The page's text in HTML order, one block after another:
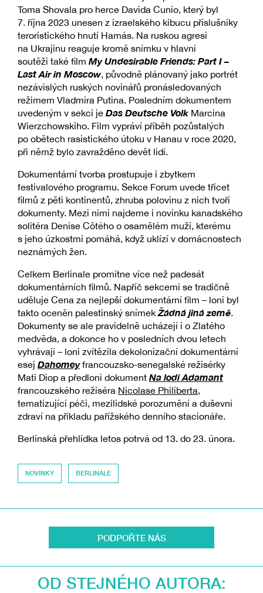
Toma Shovala pro herce Davida Cunio, který byl
7. října 2023 unesen z izraelského kibucu příslušníky
teroristického hnutí Hamás. Na ruskou agresi
na Ukrajinu reaguje kromě snímku v hlavní
soutěži také film My Undesirable Friends: Part I –
Last Air in Moscow, původně plánovaný jako portrét
nezávislých ruských novinářů pronásledovaných
režimem Vladmira Putina. Posledním dokumentem
uvedeným v sekci je Das Deutsche Volk Marcina
Wierzchowskiho. Film vypráví příběh pozůstalých
po obětech rasistického útoku v Hanau v roce 2020,
při němž bylo zavražděno devět lidí.
Dokumentární tvorba prostupuje i zbytkem
festivalového programu. Sekce Forum uvede třicet
filmů z pěti kontinentů, zhruba polovinu z nich tvoří
dokumenty. Mezi nimi najdeme i novinku kanadského
solitéra Denise Côtého o osamělém muži, kterému
s jeho úzkostmi pomáhá, když uklízí v domácnostech
neznámých žen.
Celkem Berlinale promítne více než padesát
dokumentárních filmů. Napříč sekcemi se tradičně
uděluje Cena za nejlepší dokumentární film – loni byl
takto oceněn palestinský snímekŽádná jiná země.
Dokumenty se ale pravidelně ucházejí i o Zlatého
medvěda, a dokonce ho v posledních dvou letech
vyhrávají – loni zvítězila dekolonizační dokumentární
esej Dahomeyfrancouzsko-senegalské režisérky
Mati Diop a předloni dokument Na lodi Adamant
francouzského režiséra Nicolase Philiberta,
tematizující péči, mezilidské porozumění a duševní
zdraví na příkladu pařížského denního stacionáře.
Berlínská přehlídka letos potrvá od 13. do 23. února.
NOVINKY BERLINALE
PODPOŘTE NÁS
OD STEJNÉHO AUTORA: